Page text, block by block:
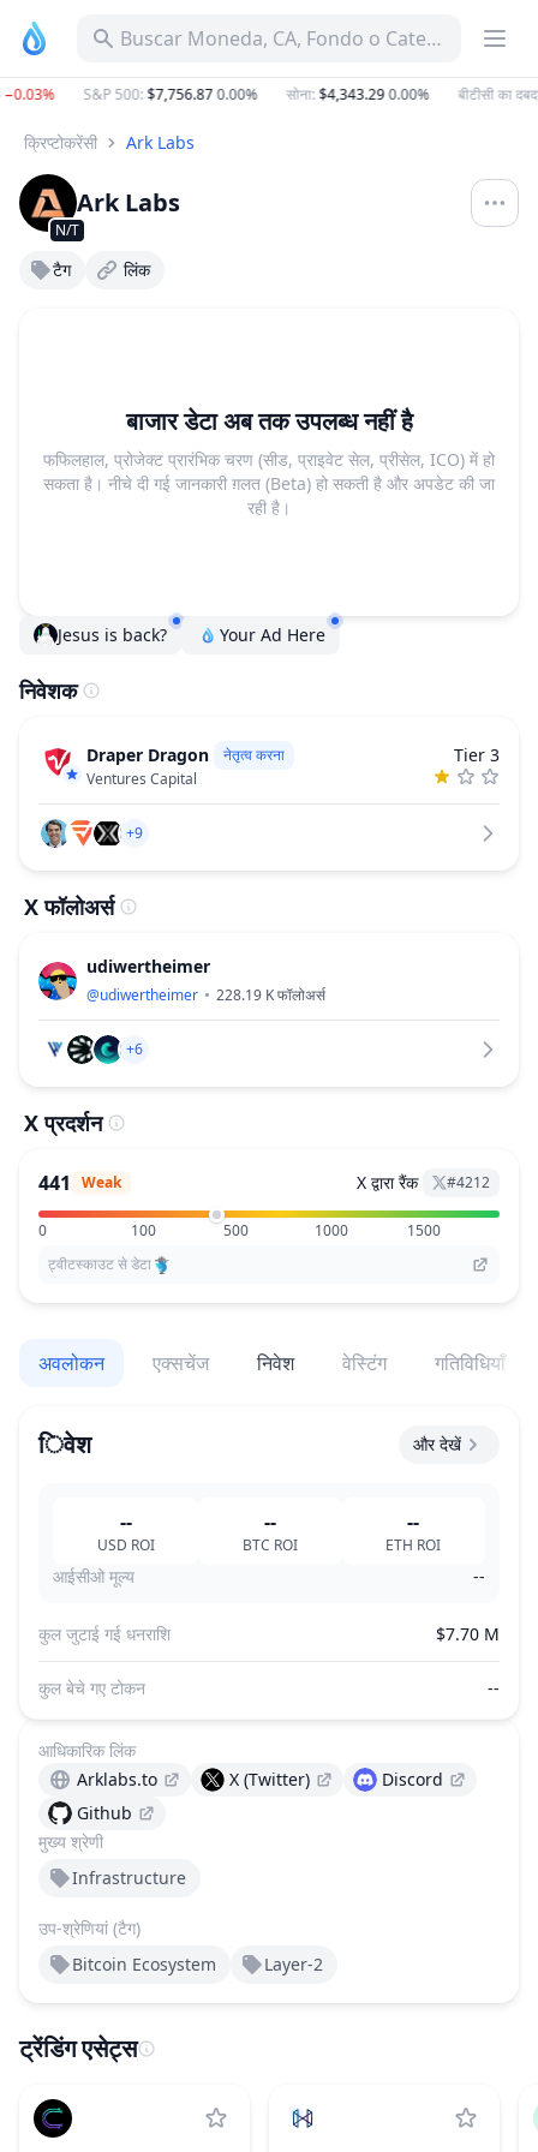
Buscar Moneda, CA, Fondo o Categoría
−0.03% S&P 500:$7,756.870.00% सोना:$4,343.290.00% बीटीसी का
क्रिप्टोकरेंसी Ark Labs
N/T
Ark Labs
टैग लिंक
बाजार डेटा अब तक उपलब्ध नहीं है
फफिलहाल, प्रोजेक्ट प्रारंभिक चरण (सीड, प्राइवेट सेल, प्रीसेल, ICO) में हो
सकता है। नीचे दी गई जानकारी ग़लत (Beta) हो सकती है और अपडेट की जा
रही है।
Jesus is back? Your Ad Here
निवेशक
Draper Dragon
नेतृत्व करना
Ventures Capital
Tier 3
+9
X फॉलोअर्स
udiwertheimer
@udiwertheimer 228.19 Kफॉलोअर्स
+6
X प्रदर्शन
441 Weak X द्वारा रैंक #4212
0 100 500 1000
1500
ट्वीटस्काउट से डेटा
अवलोकन एक्सचेंज निवेश वेस्टिंग गतिविधियाँ
िवेश और देखें
--
USD ROI
--
BTC ROI
--
ETH ROI
आईसीओ मूल्य --
कुल जुटाई गई धनराशि $7.70 M
कुल बेचे गए टोकन --
मुख्य श्रेणी
Infrastructure
उप-श्रेणियां (टैग)
Bitcoin Ecosystem
Layer-2
आधिकारिक लिंक
Arklabs.to
X (Twitter)
Discord
Github
ट्रेंडिंग एसेट्स